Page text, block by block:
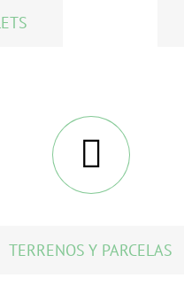
TERRENOS Y PARCELAS